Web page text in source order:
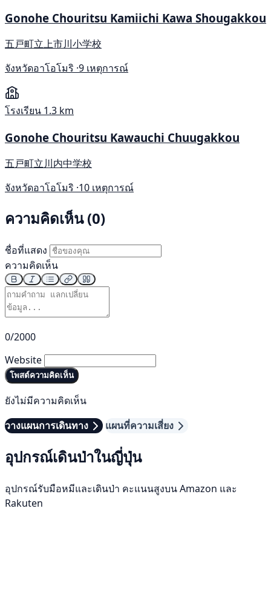
Gonohe Chouritsu Kamiichi Kawa Shougakkou
五戸町立上市川小学校
จังหวัดอาโอโมริ ·9 เหตุการณ์
โรงเรียน 1.3 km
Gonohe Chouritsu Kawauchi Chuugakkou
五戸町立川内中学校
จังหวัดอาโอโมริ ·10 เหตุการณ์
ความคิดเห็น (0)
ชื่อที่แสดง
ความคิดเห็น
0/2000
Website
โพสต์ความคิดเห็น
ยังไม่มีความคิดเห็น
วางแผนการเดินทาง
แผนที่ความเสี่ยง
อุปกรณ์เดินป่าในญี่ปุ่น
อุปกรณ์รับมือหมีและเดินป่า คะแนนสูงบน Amazon และ
Rakuten